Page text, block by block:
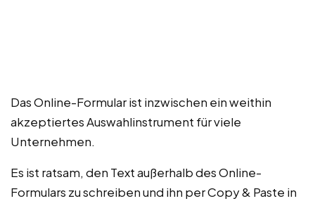
Das Online-Formular ist inzwischen ein weithin
akzeptiertes Auswahlinstrument für viele
Unternehmen.
Es ist ratsam, den Text außerhalb des Online-
Formulars zu schreiben und ihn per Copy & Paste in